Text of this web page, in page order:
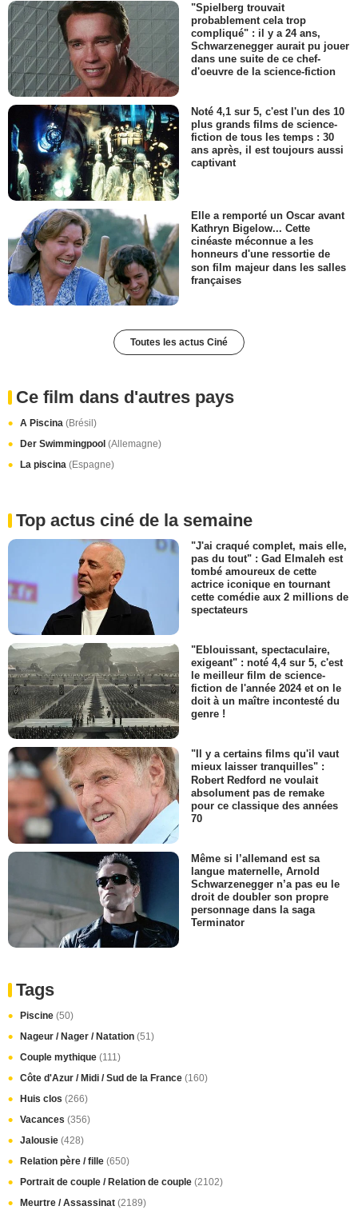
"Spielberg trouvait
probablement cela trop
compliqué" : il y a 24 ans,
Schwarzenegger aurait pu jouer
dans une suite de ce chef-
d'oeuvre de la science-fiction
Noté 4,1 sur 5, c'est l'un des 10
plus grands films de science-
fiction de tous les temps : 30
ans après, il est toujours aussi
captivant
Elle a remporté un Oscar avant
Kathryn Bigelow... Cette
cinéaste méconnue a les
honneurs d'une ressortie de
son film majeur dans les salles
françaises
Toutes les actus Ciné
Ce film dans d'autres pays
A Piscina (Brésil)
Der Swimmingpool (Allemagne)
La piscina (Espagne)
Top actus ciné de la semaine
"J'ai craqué complet, mais elle,
pas du tout" : Gad Elmaleh est
tombé amoureux de cette
actrice iconique en tournant
cette comédie aux 2 millions de
spectateurs
"Eblouissant, spectaculaire,
exigeant" : noté 4,4 sur 5, c'est
le meilleur film de science-
fiction de l'année 2024 et on le
doit à un maître incontesté du
genre !
"Il y a certains films qu'il vaut
mieux laisser tranquilles" :
Robert Redford ne voulait
absolument pas de remake
pour ce classique des années
70
Même si l’allemand est sa
langue maternelle, Arnold
Schwarzenegger n’a pas eu le
droit de doubler son propre
personnage dans la saga
Terminator
Tags
Piscine (50)
Nageur / Nager / Natation (51)
Couple mythique (111)
Côte d'Azur / Midi / Sud de la France (160)
Huis clos (266)
Vacances (356)
Jalousie (428)
Relation père / fille (650)
Portrait de couple / Relation de couple (2102)
Meurtre / Assassinat (2189)